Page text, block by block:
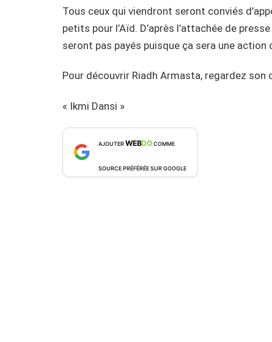
Tous ceux qui viendront seront conviés
petits pour l’Aïd. D’après l’attachée de
seront pas payés puisque ça sera une action
Pour découvrir Riadh Armasta, regardez son
« Ikmi Dansi »
AJOUTERWEBDOCOMME
SOURCE PRÉFÉRÉE SUR GOOGLE